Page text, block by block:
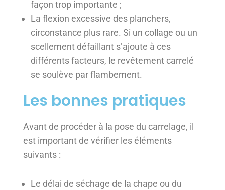
façon trop importante ;
La flexion excessive des planchers,
circonstance plus rare. Si un collage ou un
scellement défaillant s’ajoute à ces
différents facteurs, le revêtement carrelé
se soulève par flambement.
Les bonnes pratiques
Avant de procéder à la pose du carrelage, il
est important de vérifier les éléments
suivants :
Le délai de séchage de la chape ou du